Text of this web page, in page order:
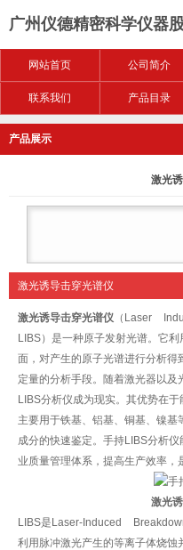
广州仪德精密科学仪器
网站首页 公司简介
联系我们 产品目录
产品展示
激光
激光诱导击穿光谱仪
激光诱导击穿光谱仪 （Laser
LIBS）是一种原子发射光谱。它
面，对产生的原子光谱进行分析得
定量的分析手段。随着激光器以
LIBS分析仪成为现实。其优势在
主要用于铁基、铝基、铜基、镍
成分的快速鉴定。手持LIBS分析
业质量管理体系，提高生产效率，
激光
LIBS是Laser-Induced
利用脉冲激光产生的等离子体烧蚀